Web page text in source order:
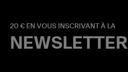
20 € EN VOUS INSCRIVANT À LA
NEWSLETTER